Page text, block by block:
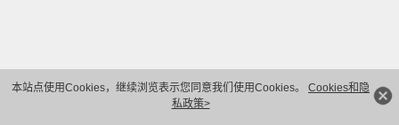
本站点使用Cookies，继续浏览表示您同意我们使用Cookies。 Cookies和隐
私政策>